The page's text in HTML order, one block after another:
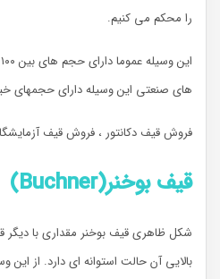
را محکم می کنیم.
های صنعتی این وسیله دارای حجمهای
فروش قیف دکانتور ، فروش قیف
قیف بوخنر(Buchner)
شکل ظاهری قیف بوخنر مقداری با
بالایی آن حالت استوانه ای دارد. از این